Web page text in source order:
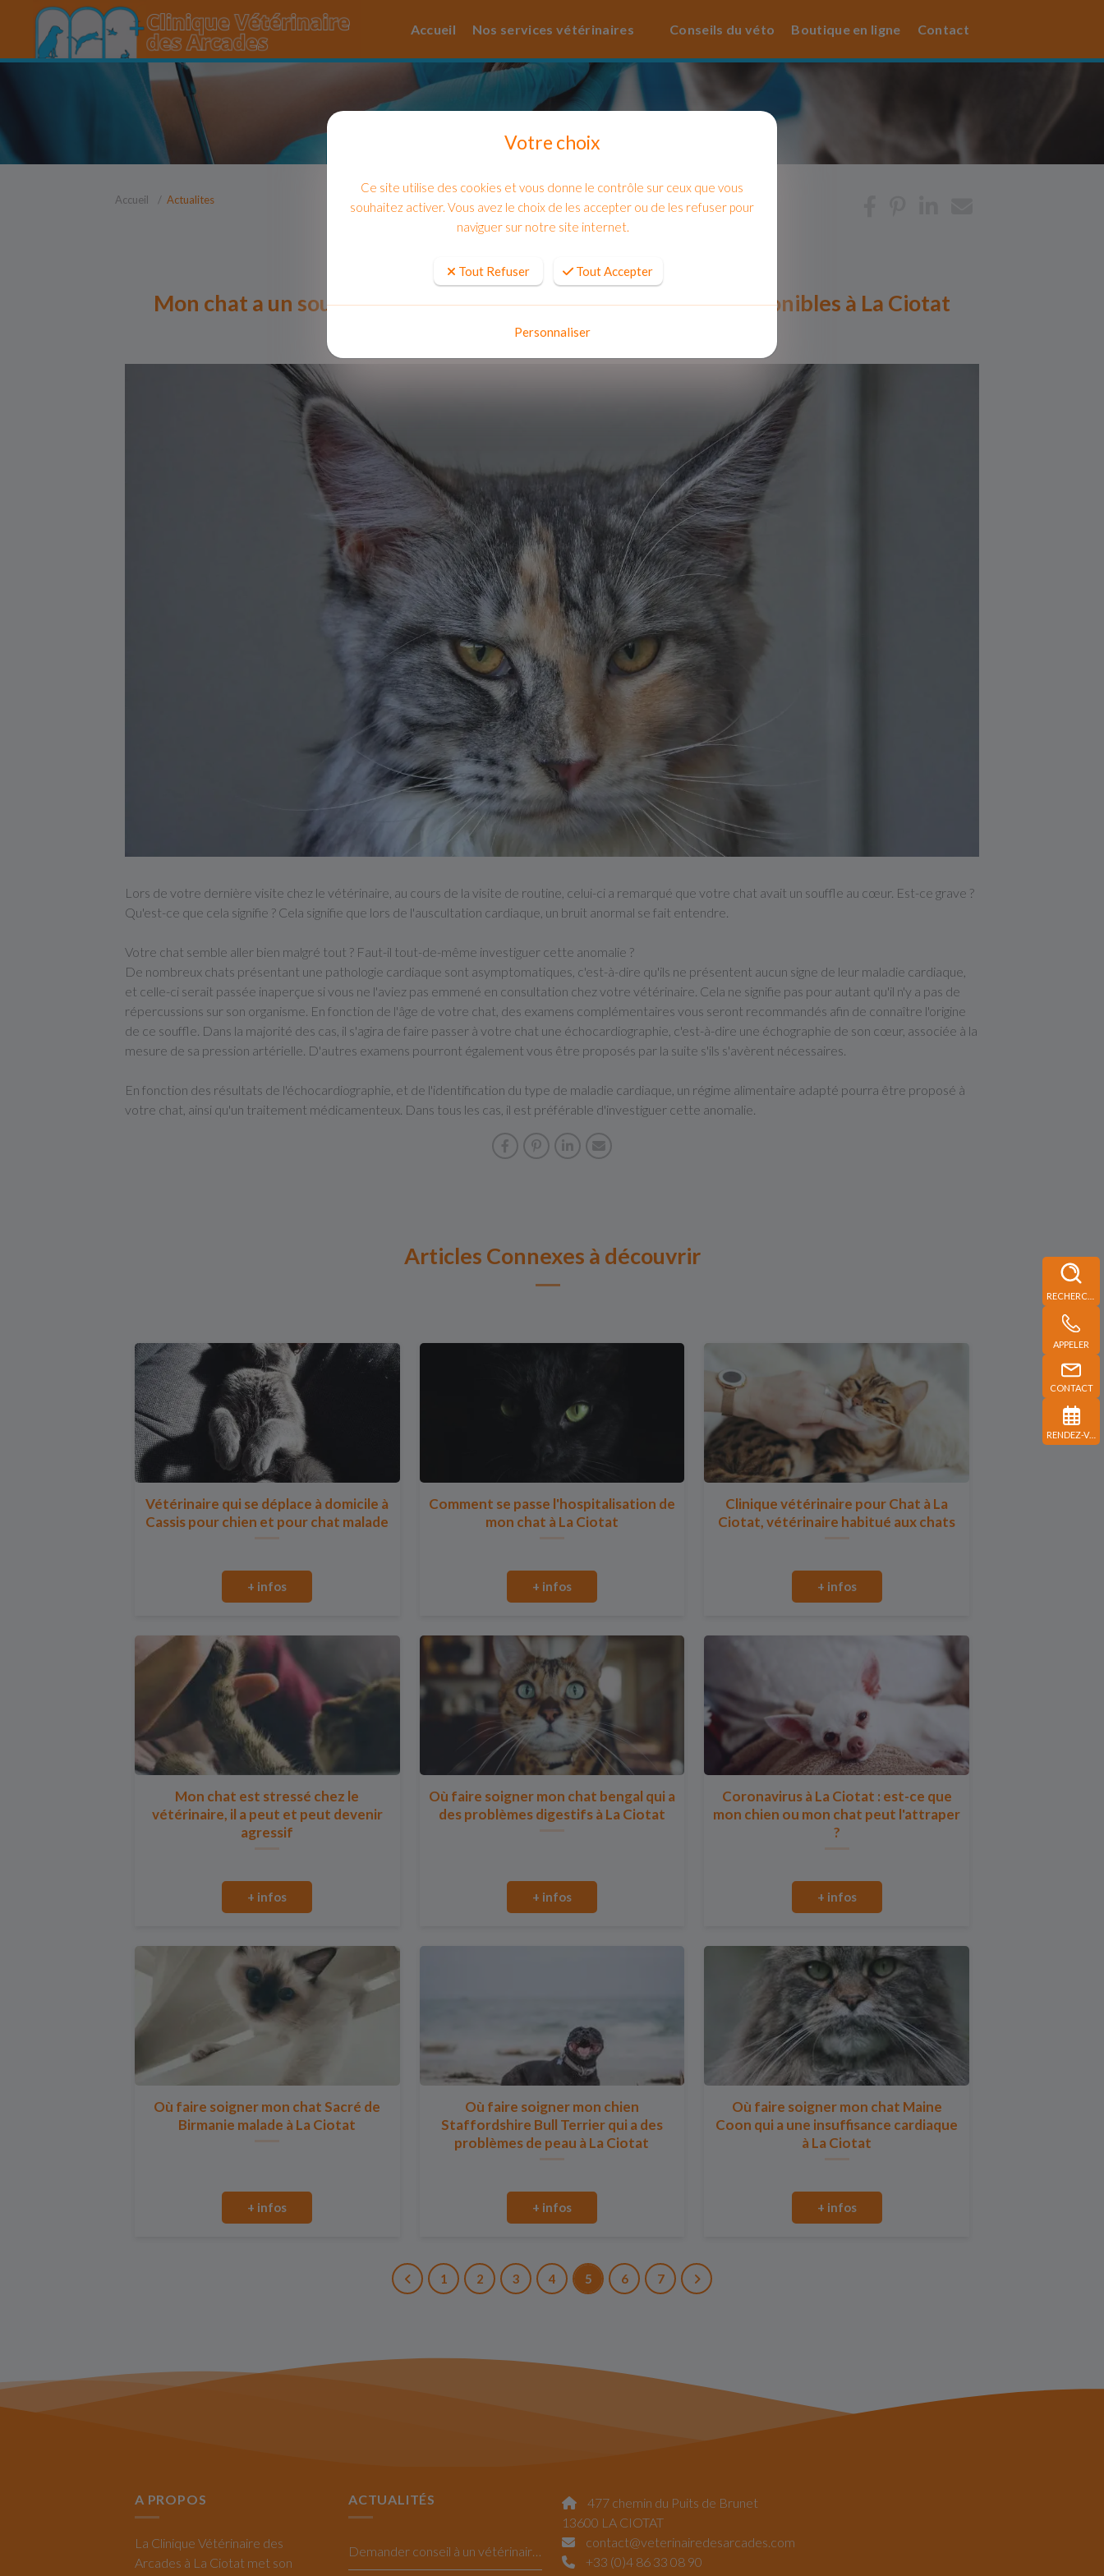
Accueil Nos services vétérinaires Conseils du véto Boutique en ligne Contact
APPELER
CONTACT
RENDEZ-VOUS
Accueil Actualites
Mon chat a un souffle au coeur, existe-t-il des traitements disponibles à La Ciotat
Lors de votre dernière visite chez le vétérinaire, au cours de la visite de routine, celui-ci a remarqué que votre chat avait un souffle au cœur. Est-ce grave ?
Qu'est-ce que cela signifie ? Cela signifie que lors de l'auscultation cardiaque, un bruit anormal se fait entendre.
Votre chat semble aller bien malgré tout ? Faut-il tout-de-même investiguer cette anomalie ?
De nombreux chats présentant une pathologie cardiaque sont asymptomatiques, c'est-à-dire qu'ils ne présentent aucun signe de leur maladie cardiaque,
et celle-ci serait passée inaperçue si vous ne l'aviez pas emmené en consultation chez votre vétérinaire. Cela ne signifie pas pour autant qu'il n'y a pas de
répercussions sur son organisme. En fonction de l'âge de votre chat, des examens complémentaires vous seront recommandés afin de connaître l'origine
de ce souffle. Dans la majorité des cas, il s'agira de faire passer à votre chat une échocardiographie, c'est-à-dire une échographie de son cœur, associée à la
mesure de sa pression artérielle. D'autres examens pourront également vous être proposés par la suite s'ils s'avèrent nécessaires.
En fonction des résultats de l'échocardiographie, et de l'identification du type de maladie cardiaque, un régime alimentaire adapté pourra être proposé à
votre chat, ainsi qu'un traitement médicamenteux. Dans tous les cas, il est préférable d'investiguer cette anomalie.
Articles Connexes à découvrir
Vétérinaire qui se déplace à domicile à
Cassis pour chien et pour chat malade
+ infos
Comment se passe l'hospitalisation de
mon chat à La Ciotat
+ infos
Clinique vétérinaire pour Chat à La
Ciotat, vétérinaire habitué aux chats
+ infos
Mon chat est stressé chez le
vétérinaire, il a peut et peut devenir
agressif
+ infos
Où faire soigner mon chat bengal qui a
des problèmes digestifs à La Ciotat
+ infos
Coronavirus à La Ciotat : est-ce que
mon chien ou mon chat peut l'attraper
?
+ infos
Où faire soigner mon chat Sacré de
Birmanie malade à La Ciotat
+ infos
Où faire soigner mon chien
Staffordshire Bull Terrier qui a des
problèmes de peau à La Ciotat
+ infos
Où faire soigner mon chat Maine
Coon qui a une insuffisance cardiaque
à La Ciotat
+ infos
1 2 3 4 5 6 7
A PROPOS
La Clinique Vétérinaire des
Arcades à La Ciotat met son
ACTUALITÉS
Demander conseil à un vétérinaire La Ciotat
477 chemin du Puits de Brunet
13600 LA CIOTAT
contact@veterinairedesarcades.com
+33 (0)4 86 33 08 90
Votre choix
Ce site utilise des cookies et vous donne le contrôle sur ceux que vous
souhaitez activer. Vous avez le choix de les accepter ou de les refuser pour
naviguer sur notre site internet.
Tout Refuser Tout Accepter
Personnaliser